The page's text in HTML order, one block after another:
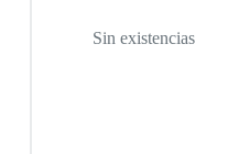
Sin existencias